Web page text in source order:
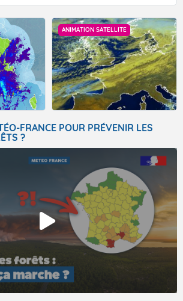
ANIMATION SATELLITE
FRANCE POUR PRÉVENIR LES
?